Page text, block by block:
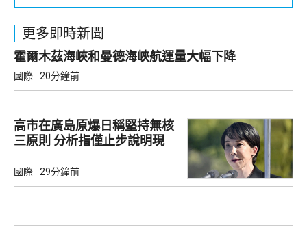
更多即時新聞
霍爾木茲海峽和曼德海峽航運量大幅下降
國際 20分鐘前
高市在廣島原爆日稱堅持無核
三原則 分析指僅止步說明現
國際 29分鐘前